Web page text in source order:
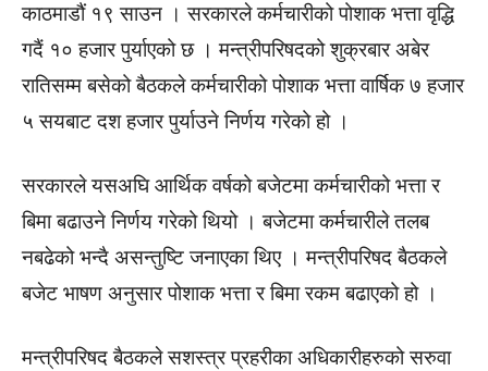
काठमाडौं १९ साउन । सरकारले कर्मचारीको पोशाक भत्ता वृद्धि
गदैं १० हजार पुर्याएको छ । मन्त्रीपरिषदको शुक्रबार अबेर
रातिसम्म बसेको बैठकले कर्मचारीको पोशाक भत्ता वार्षिक ७ हजार
५ सयबाट दश हजार पुर्याउने निर्णय गरेको हो ।
सरकारले यसअघि आर्थिक वर्षको बजेटमा कर्मचारीको भत्ता र
बिमा बढाउने निर्णय गरेको थियो । बजेटमा कर्मचारीले तलब
नबढेको भन्दै असन्तुष्टि जनाएका थिए । मन्त्रीपरिषद बैठकले
बजेट भाषण अनुसार पोशाक भत्ता र बिमा रकम बढाएको हो ।
मन्त्रीपरिषद बैठकले सशस्त्र प्रहरीका अधिकारीहरुको सरुवा